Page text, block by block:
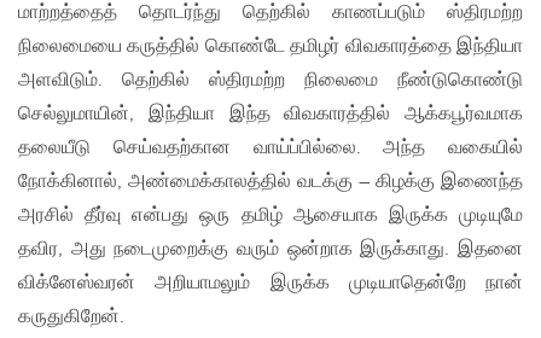
மாற்றத்தைத் தொடர்ந்து தெற்கில் காணப்படும் ஸ்திரமற்ற
நிலைமையை கருத்தில் கொண்டே தமிழர் விவகாரத்தை இந்தியா
அளவிடும். தெற்கில் ஸ்திரமற்ற நிலைமை நீண்டுகொண்டு
செல்லுமாயின், இந்தியா இந்த விவகாரத்தில் ஆக்கபூர்வமாக
தலையீடு செய்வதற்கான வாய்ப்பில்லை. அந்த வகையில்
நோக்கினால், அண்மைக்காலத்தில் வடக்கு – கிழக்கு இணைந்த
அரசில் தீர்வு என்பது ஒரு தமிழ் ஆசையாக இருக்க முடியுமே
தவிர, அது நடைமுறைக்கு வரும் ஒன்றாக இருக்காது. இதனை
விக்னேஸ்வரன் அறியாமலும் இருக்க முடியாதென்றே நான்
கருதுகிறேன்.